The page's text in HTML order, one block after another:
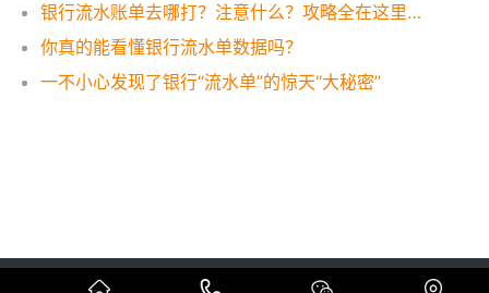
银行流水账单去哪打？注意什么？攻略全在这里，一看便知！
你真的能看懂银行流水单数据吗？
一不小心发现了银行“流水单”的惊天“大秘密”